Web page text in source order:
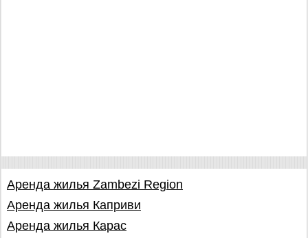
Аренда жилья Zambezi Region
Аренда жилья Каприви
Аренда жилья Карас